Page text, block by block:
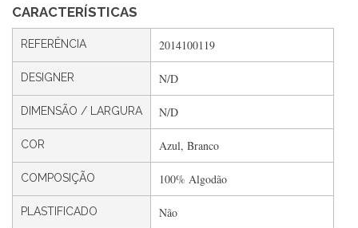
CARACTERÍSTICAS
REFERÊNCIA 2014100119
DESIGNER N/D
DIMENSÃO / LARGURA N/D
COR Azul, Branco
COMPOSIÇÃO 100% Algodão
PLASTIFICADO Não
Silvia André
Gostei ,Serviço bastante rápido. recomendo
Filipa Freire
Rápido, atendimento 5*. Hoje chegará a segunda encomenda
feita de muitas certamente❤️